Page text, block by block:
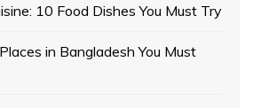
10 Food Dishes You Must Try
in Bangladesh You Must